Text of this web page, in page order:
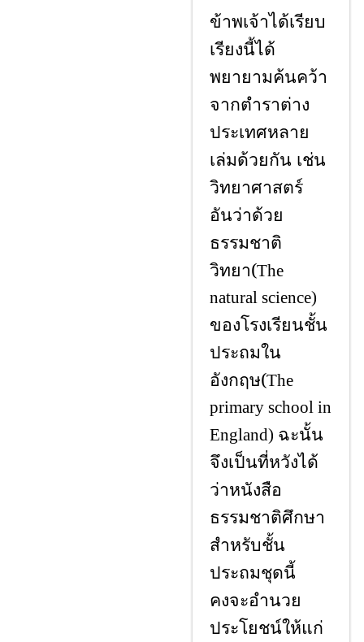
ข้าพเจ้าได้เรียบ
เรียงนี้ได้
พยายามค้นคว้า
จากตำราต่าง
ประเทศหลาย
เล่มด้วยกัน เช่น
วิทยาศาสตร์
อันว่าด้วย
ธรรมชาติ
วิทยา(The
natural science)
ของโรงเรียนชั้น
ประถมใน
อังกฤษ(The
primary school in
England) ฉะนั้น
จึงเป็นที่หวังได้
ว่าหนังสือ
ธรรมชาติศึกษา
สำหรับชั้น
ประถมชุดนี้
คงจะอำนวย
ประโยชน์ให้แก่